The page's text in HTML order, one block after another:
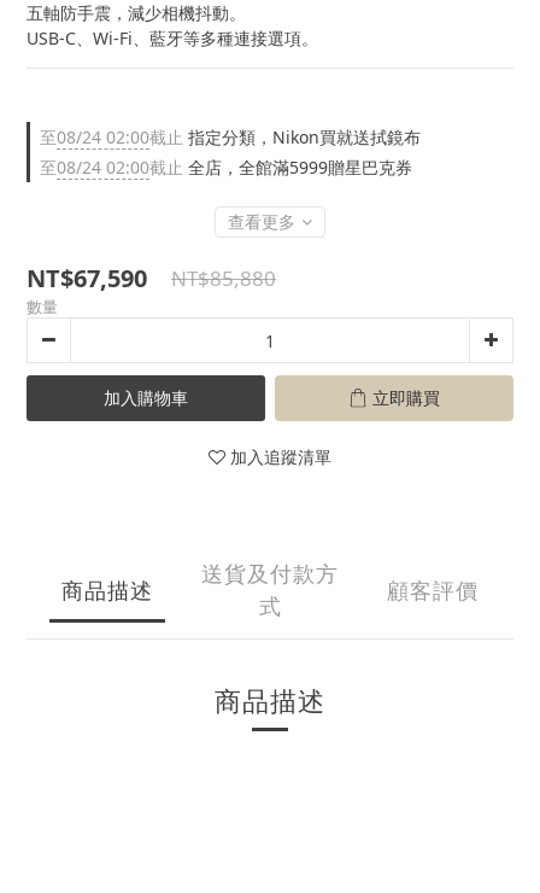
五軸防手震，減少相機抖動。
USB-C、Wi-Fi、藍牙等多種連接選項。
至08/24 02:00截止 指定分類，Nikon買就送拭鏡布
至08/24 02:00截止 全店，全館滿5999贈星巴克券
查看更多
NT$67,590 NT$85,880
數量
加入購物車 立即購買
加入追蹤清單
商品描述
送貨及付款方
式
顧客評價
商品描述